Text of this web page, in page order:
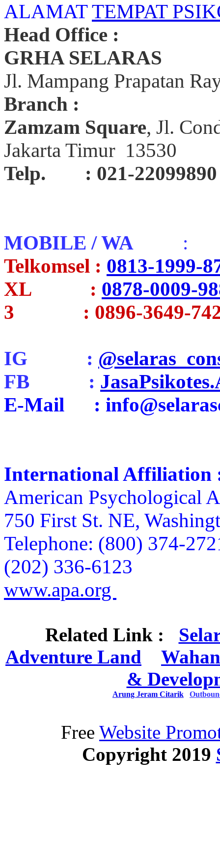
ALAMATTEMPAT
Head Office :
GRHA SELARAS
Jl. Mampang Prapatan
Branch :
Zamzam Square, Jl.
Jakarta Timur 13530
Telp. : 021-22099890
MOBILE / WA :
Telkomsel : 0813-1999-
XL : 0878-0009-
3 : 0896-3649-
IG :
FB :
E-Mail :
International Affiliation
American Psychological
750 First St. NE,
Telephone: (800) 374-
(202) 336-6123
www.apa.org
Related Link :
Adventure Land
&
Arung Jeram Citarik
Free Website
Copyright 2019